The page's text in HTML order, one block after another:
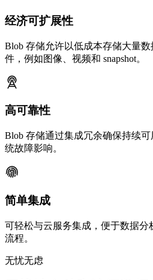
经济可扩展性
Blob 存储允许以低成本存储大量
件，例如图像、视频和 snapshot。
高可靠性
Blob 存储通过集成冗余确保持续
统故障影响。
简单集成
可轻松与云服务集成，便于数据
流程。
无忧无虑